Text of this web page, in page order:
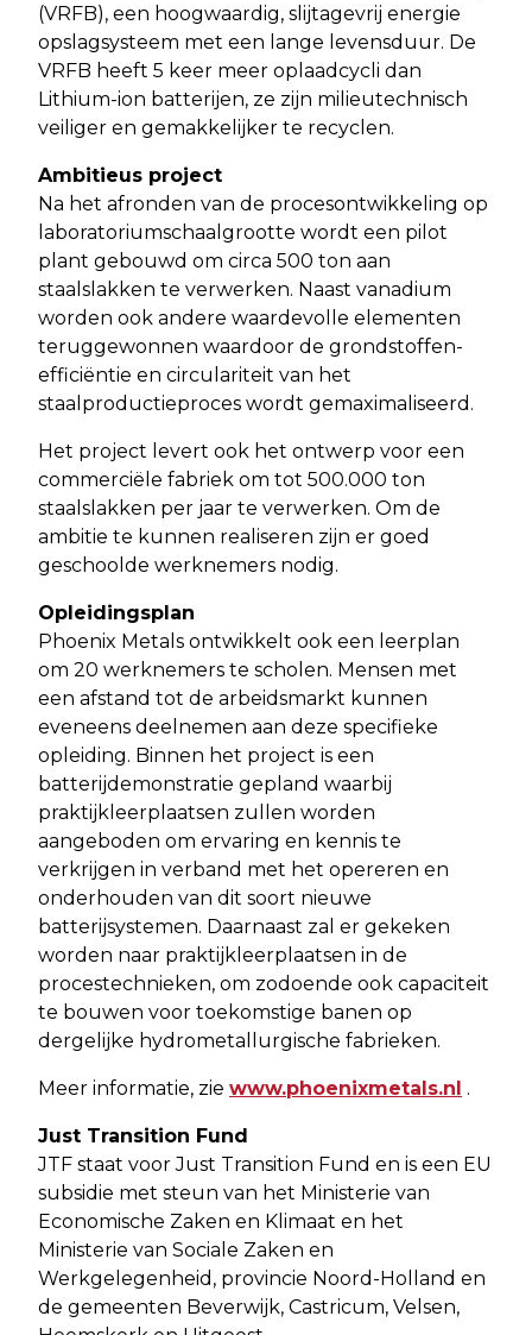
(VRFB), een hoogwaardig, slijtagevrij energie
opslagsysteem met een lange levensduur. De
VRFB heeft 5 keer meer oplaadcycli dan
Lithium-ion batterijen, ze zijn milieutechnisch
veiliger en gemakkelijker te recyclen.
Ambitieus project
Na het afronden van de procesontwikkeling op
laboratoriumschaalgrootte wordt een pilot
plant gebouwd om circa 500 ton aan
staalslakken te verwerken. Naast vanadium
worden ook andere waardevolle elementen
teruggewonnen waardoor de grondstoffen-
efficiëntie en circulariteit van het
staalproductieproces wordt gemaximaliseerd.
Het project levert ook het ontwerp voor een
commerciële fabriek om tot 500.000 ton
staalslakken per jaar te verwerken. Om de
ambitie te kunnen realiseren zijn er goed
geschoolde werknemers nodig.
Opleidingsplan
Phoenix Metals ontwikkelt ook een leerplan
om 20 werknemers te scholen. Mensen met
een afstand tot de arbeidsmarkt kunnen
eveneens deelnemen aan deze specifieke
opleiding. Binnen het project is een
batterijdemonstratie gepland waarbij
praktijkleerplaatsen zullen worden
aangeboden om ervaring en kennis te
verkrijgen in verband met het opereren en
onderhouden van dit soort nieuwe
batterijsystemen. Daarnaast zal er gekeken
worden naar praktijkleerplaatsen in de
procestechnieken, om zodoende ook capaciteit
te bouwen voor toekomstige banen op
dergelijke hydrometallurgische fabrieken.
Meer informatie, zie www.phoenixmetals.nl .
Just Transition Fund
JTF staat voor Just Transition Fund en is een EU
subsidie met steun van het Ministerie van
Economische Zaken en Klimaat en het
Ministerie van Sociale Zaken en
Werkgelegenheid, provincie Noord-Holland en
de gemeenten Beverwijk, Castricum, Velsen,